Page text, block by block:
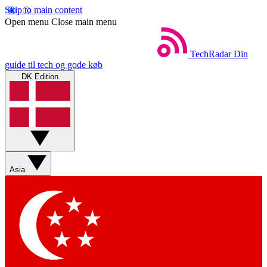
Skip to main content
Open menu Close main menu
TechRadar Din
guide til tech og gode køb
DK Edition
Asia